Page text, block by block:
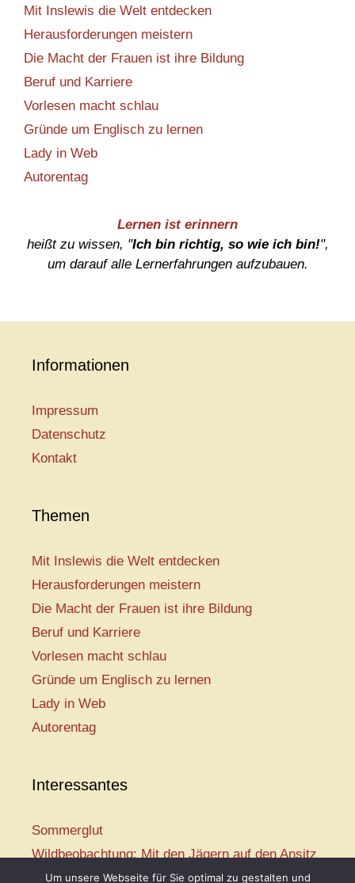
Mit Inslewis die Welt entdecken
Herausforderungen meistern
Die Macht der Frauen ist ihre Bildung
Beruf und Karriere
Vorlesen macht schlau
Gründe um Englisch zu lernen
Lady in Web
Autorentag
Lernen ist erinnern
heißt zu wissen, "Ich bin richtig, so wie ich bin!",
um darauf alle Lernerfahrungen aufzubauen.
Informationen
Impressum
Datenschutz
Kontakt
Themen
Mit Inslewis die Welt entdecken
Herausforderungen meistern
Die Macht der Frauen ist ihre Bildung
Beruf und Karriere
Vorlesen macht schlau
Gründe um Englisch zu lernen
Lady in Web
Autorentag
Interessantes
Sommerglut
Wildbeobachtung: Mit den Jägern auf den Ansitz
Mir ist so heiß
Um unsere Webseite für Sie optimal zu gestalten und